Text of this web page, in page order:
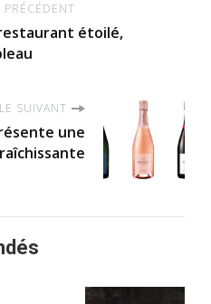
PRÉCÉDENT
étoilé,
SUIVANT
une